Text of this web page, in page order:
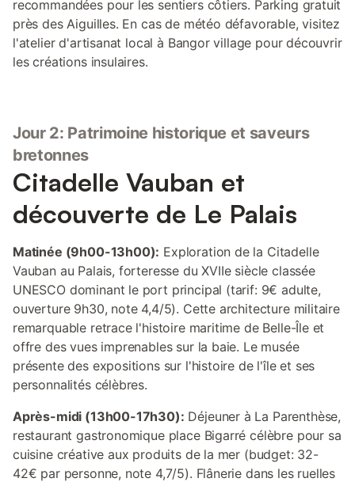
recommandées pour les sentiers côtiers. Parking gratuit
près des Aiguilles. En cas de météo défavorable, visitez
l'atelier d'artisanat local à Bangor village pour découvrir
les créations insulaires.
Jour 2: Patrimoine historique et saveurs
bretonnes
Citadelle Vauban et
découverte de Le Palais
Matinée (9h00-13h00): Exploration de la Citadelle
Vauban au Palais, forteresse du XVIIe siècle classée
UNESCO dominant le port principal (tarif: 9€ adulte,
ouverture 9h30, note 4,4/5). Cette architecture militaire
remarquable retrace l'histoire maritime de Belle-Île et
offre des vues imprenables sur la baie. Le musée
présente des expositions sur l'histoire de l'île et ses
personnalités célèbres.
Après-midi (13h00-17h30): Déjeuner à La Parenthèse,
restaurant gastronomique place Bigarré célèbre pour sa
cuisine créative aux produits de la mer (budget: 32-
42€ par personne, note 4,7/5). Flânerie dans les ruelles